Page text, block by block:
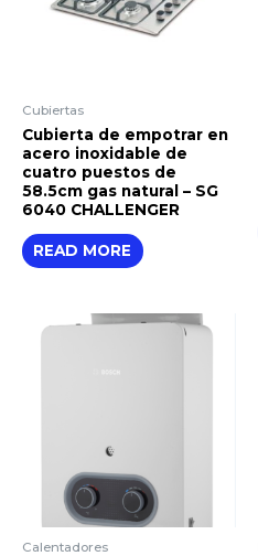
Cubiertas
Cubierta de empotrar en
acero inoxidable de
cuatro puestos de
58.5cm gas natural – SG
6040 CHALLENGER
READ MORE
Calentadores